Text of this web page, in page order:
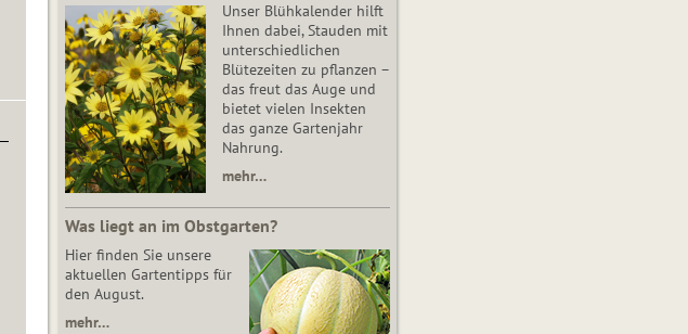
Unser Blühkalender hilft
Ihnen dabei, Stauden mit
unterschiedlichen
Blütezeiten zu pflanzen –
das freut das Auge und
bietet vielen Insekten
das ganze Gartenjahr
Nahrung.
mehr…
Was liegt an im Obstgarten?
Hier finden Sie unsere
aktuellen Gartentipps für
den August.
mehr…